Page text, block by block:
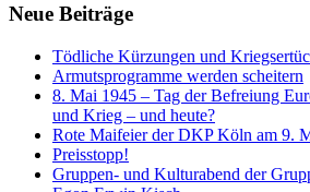
Neue Beiträge
Tödliche Kürzungen und
Armutsprogramme werden scheitern
8. Mai 1945 – Tag der Befreiung
und Krieg – und heute?
Rote Maifeier der DKP Köln am 9.
Preisstopp!
Gruppen- und Kulturabend der